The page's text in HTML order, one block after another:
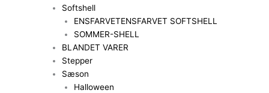
Softshell
ENSFARVETENSFARVET SOFTSHELL
SOMMER-SHELL
BLANDET VARER
Stepper
Sæson
Halloween